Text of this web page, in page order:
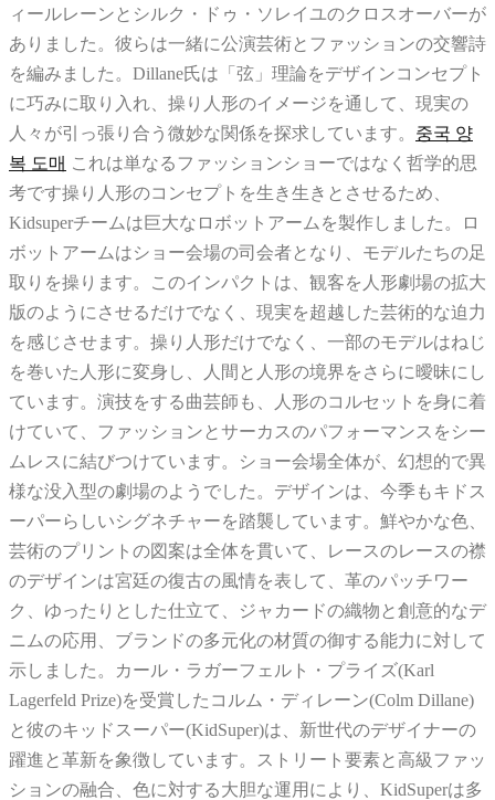
ィールレーンとシルク・ドゥ・ソレイユのクロスオーバーが
ありました。彼らは一緒に公演芸術とファッションの交響詩
を編みました。Dillane氏は「弦」理論をデザインコンセプト
に巧みに取り入れ、操り人形のイメージを通して、現実の
人々が引っ張り合う微妙な関係を探求しています。 중국 양
복 도매 これは単なるファッションショーではなく哲学的思
考です操り人形のコンセプトを生き生きとさせるため、
Kidsuperチームは巨大なロボットアームを製作しました。ロ
ボットアームはショー会場の司会者となり、モデルたちの足
取りを操ります。このインパクトは、観客を人形劇場の拡大
版のようにさせるだけでなく、現実を超越した芸術的な迫力
を感じさせます。操り人形だけでなく、一部のモデルはねじ
を巻いた人形に変身し、人間と人形の境界をさらに曖昧にし
ています。演技をする曲芸師も、人形のコルセットを身に着
けていて、ファッションとサーカスのパフォーマンスをシー
ムレスに結びつけています。ショー会場全体が、幻想的で異
様な没入型の劇場のようでした。デザインは、今季もキドス
ーパーらしいシグネチャーを踏襲しています。鮮やかな色、
芸術のプリントの図案は全体を貫いて、レースのレースの襟
のデザインは宮廷の復古の風情を表して、革のパッチワー
ク、ゆったりとした仕立て、ジャカードの織物と創意的なデ
ニムの応用、ブランドの多元化の材質の御する能力に対して
示しました。カール・ラガーフェルト・プライズ(Karl
Lagerfeld Prize)を受賞したコルム・ディレーン(Colm Dillane)
と彼のキッドスーパー(KidSuper)は、新世代のデザイナーの
躍進と革新を象徴しています。ストリート要素と高級ファッ
ションの融合、色に対する大胆な運用により、KidSuperは多